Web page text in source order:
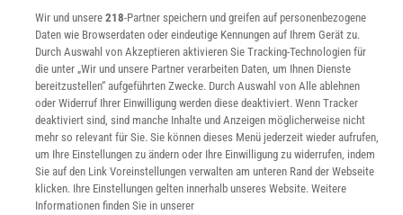
WEBSEITEN
KielSCN
Wissenschaft in die Schulen
SciLogs
Uns finden Sie auch hier:
Wir und unsere218-Partner speichern und greifen auf personenbezogene
Daten wie Browserdaten oder eindeutige Kennungen auf Ihrem Gerät zu.
Durch Auswahl von Akzeptieren aktivieren Sie Tracking-Technologien für
die unter „Wir und unsere Partner verarbeiten Daten, um Ihnen Dienste
bereitzustellen“ aufgeführten Zwecke. Durch Auswahl von Alle ablehnen
oder Widerruf Ihrer Einwilligung werden diese deaktiviert. Wenn Tracker
deaktiviert sind, sind manche Inhalte und Anzeigen möglicherweise nicht
mehr so relevant für Sie. Sie können dieses Menü jederzeit wieder aufrufen,
um Ihre Einstellungen zu ändern oder Ihre Einwilligung zu widerrufen, indem
Sie auf den Link Voreinstellungen verwalten am unteren Rand der Webseite
klicken. Ihre Einstellungen gelten innerhalb unseres Website. Weitere
Informationen finden Sie in unserer